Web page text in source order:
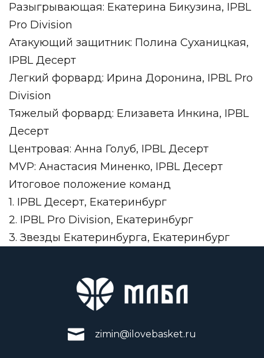
Разыгрывающая: Екатерина Бикузина, IPBL
Pro Division
Атакующий защитник: Полина Суханицкая,
IPBL Десерт
Легкий форвард: Ирина Доронина, IPBL Pro
Division
Тяжелый форвард: Елизавета Инкина, IPBL
Десерт
Центровая: Анна Голуб, IPBL Десерт
MVP: Анастасия Миненко, IPBL Десерт
Итоговое положение команд
1. IPBL Десерт, Екатеринбург
2. IPBL Pro Division, Екатеринбург
3. Звезды Екатеринбурга, Екатеринбург
zimin@ilovebasket.ru